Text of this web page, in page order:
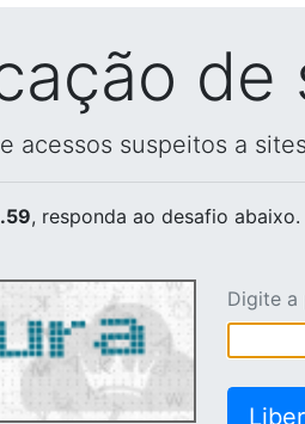
de
acessos suspeitos a
, responda ao desafio abaixo.
Digite a